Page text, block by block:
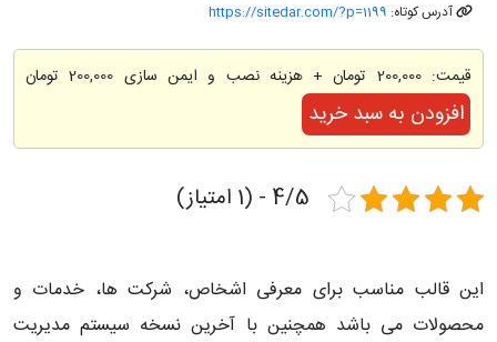
آدرس کوتاه: https://sitedar.com/?p=1199
قیمت:200,000 تومان + هزینه نصب و ایمن سازی 200,000 تومان
افزودن به سبد خرید
4/5 - (1 امتیاز)
این قالب مناسب برای معرفی اشخاص، شرکت ها، خدمات و
محصولات می باشد همچنین با آخرین نسخه سیستم مدیریت